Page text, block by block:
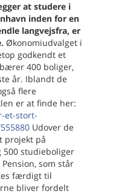
at studere i
inden for en
langvejsfra, er
Økonomiudvalget i
godkendt et
400 boliger,
år. Iblandt de
flere
er at finde her:
et-stort-
Udover de
projekt på
studieboliger
som står
færdigt til
bliver fordelt